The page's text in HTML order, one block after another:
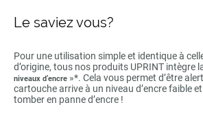
Le saviez vous?
Pour une utilisation simple et identique à
d’origine, tous nos produits UPRINT intègre
niveaux d’encre »*. Cela vous permet d’être
cartouche arrive à un niveau d’encre faible
tomber en panne d’encre !